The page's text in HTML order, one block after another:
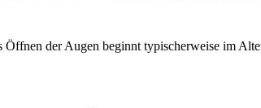
der Augen beginnt typischerweise im